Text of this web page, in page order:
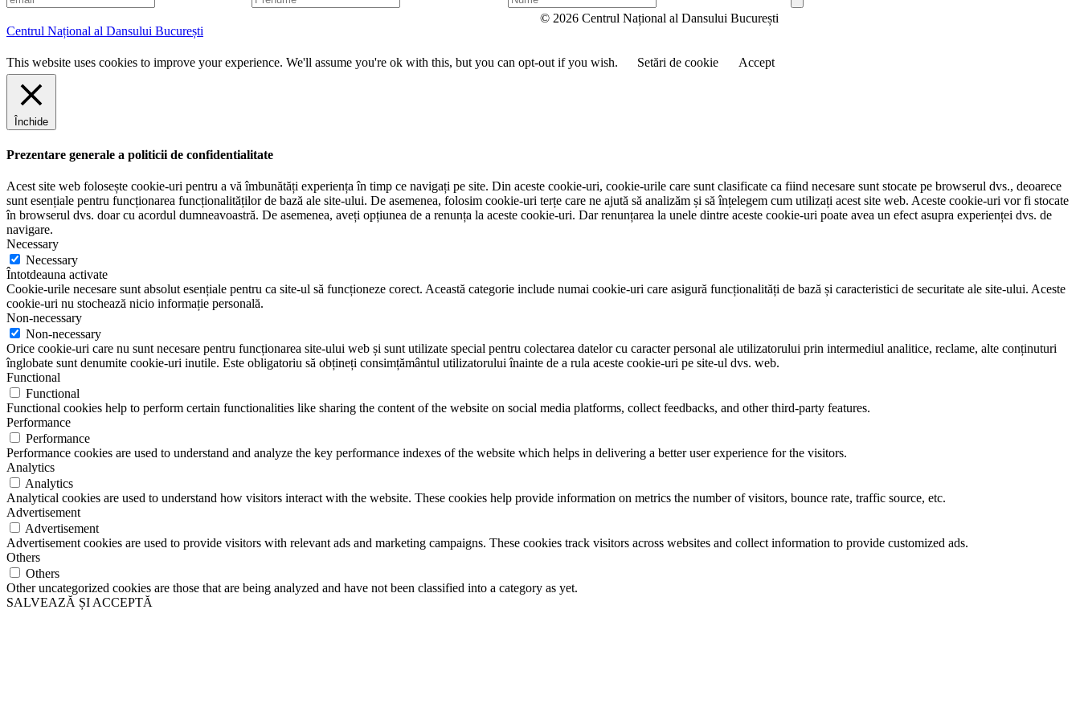
m
a
i
l
r
u
m
u
Centrul Național al Dansului București
© 2026 Centrul Național al Dansului București
This website uses cookies to improve your experience. We'll assume you're ok with this, but you can opt-out if you wish. Setări de cookie Accept
Închide
Prezentare generale a politicii de confidentialitate
Acest site web folosește cookie-uri pentru a vă îmbunătăți experiența în timp ce navigați pe site. Din aceste cookie-uri, cookie-urile care sunt clasificate ca fiind necesare sunt stocate pe browserul dvs., deoarece
sunt esențiale pentru funcționarea funcționalităților de bază ale site-ului. De asemenea, folosim cookie-uri terțe care ne ajută să analizăm și să înțelegem cum utilizați acest site web. Aceste cookie-uri vor fi stocate
în browserul dvs. doar cu acordul dumneavoastră. De asemenea, aveți opțiunea de a renunța la aceste cookie-uri. Dar renunțarea la unele dintre aceste cookie-uri poate avea un efect asupra experienței dvs. de
navigare.
Necessary
Necessary
Întotdeauna activate
Cookie-urile necesare sunt absolut esențiale pentru ca site-ul să funcționeze corect. Această categorie include numai cookie-uri care asigură funcționalități de bază și caracteristici de securitate ale site-ului. Aceste
cookie-uri nu stochează nicio informație personală.
Non-necessary
Non-necessary
Orice cookie-uri care nu sunt necesare pentru funcționarea site-ului web și sunt utilizate special pentru colectarea datelor cu caracter personal ale utilizatorului prin intermediul analitice, reclame, alte conținuturi
înglobate sunt denumite cookie-uri inutile. Este obligatoriu să obțineți consimțământul utilizatorului înainte de a rula aceste cookie-uri pe site-ul dvs. web.
Functional
Functional
Functional cookies help to perform certain functionalities like sharing the content of the website on social media platforms, collect feedbacks, and other third-party features.
Performance
Performance
Performance cookies are used to understand and analyze the key performance indexes of the website which helps in delivering a better user experience for the visitors.
Analytics
Analytics
Analytical cookies are used to understand how visitors interact with the website. These cookies help provide information on metrics the number of visitors, bounce rate, traffic source, etc.
Advertisement
Advertisement
Advertisement cookies are used to provide visitors with relevant ads and marketing campaigns. These cookies track visitors across websites and collect information to provide customized ads.
Others
Others
Other uncategorized cookies are those that are being analyzed and have not been classified into a category as yet.
SALVEAZĂ ȘI ACCEPTĂ